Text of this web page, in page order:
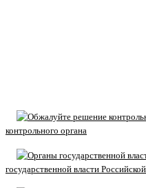
контрольного органа
государственной власти